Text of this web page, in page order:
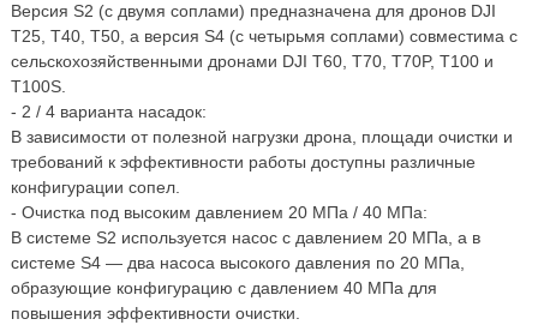
Версия S2 (с двумя соплами) предназначена для дронов DJI
T25, T40, T50, а версия S4 (с четырьмя соплами) совместима с
сельскохозяйственными дронами DJI T60, T70, T70P, T100 и
T100S.
- 2 / 4 варианта насадок:
В зависимости от полезной нагрузки дрона, площади очистки и
требований к эффективности работы доступны различные
конфигурации сопел.
- Очистка под высоким давлением 20 МПа / 40 МПа:
В системе S2 используется насос с давлением 20 МПа, а в
системе S4 — два насоса высокого давления по 20 МПа,
образующие конфигурацию с давлением 40 МПа для
повышения эффективности очистки.